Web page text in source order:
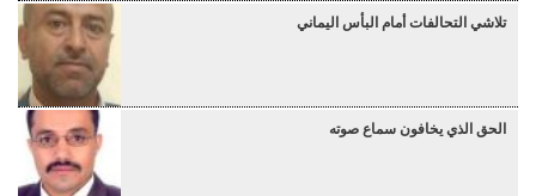
تلاشي التحالفات أمام البأس اليماني
الحق الذي يخافون سماع صوته